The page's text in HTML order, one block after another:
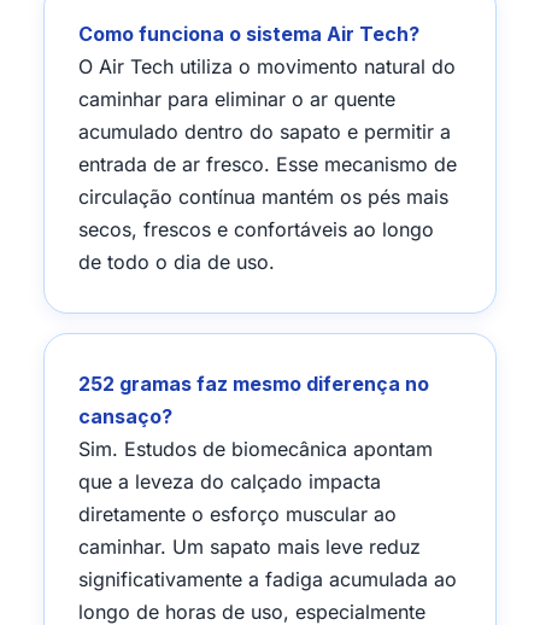
Como funciona o sistema Air Tech?
O Air Tech utiliza o movimento natural do
caminhar para eliminar o ar quente
acumulado dentro do sapato e permitir a
entrada de ar fresco. Esse mecanismo de
circulação contínua mantém os pés mais
secos, frescos e confortáveis ao longo
de todo o dia de uso.
252 gramas faz mesmo diferença no
cansaço?
Sim. Estudos de biomecânica apontam
que a leveza do calçado impacta
diretamente o esforço muscular ao
caminhar. Um sapato mais leve reduz
significativamente a fadiga acumulada ao
longo de horas de uso, especialmente